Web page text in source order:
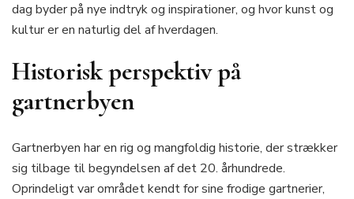
dag byder på nye indtryk og inspirationer, og hvor kunst og
kultur er en naturlig del af hverdagen.
Historisk perspektiv på
gartnerbyen
Gartnerbyen har en rig og mangfoldig historie, der strækker
sig tilbage til begyndelsen af det 20. århundrede.
Oprindeligt var området kendt for sine frodige gartnerier,